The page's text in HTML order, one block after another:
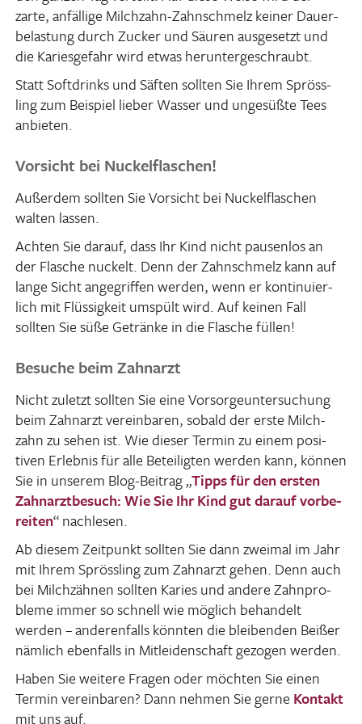
zarte, anfäl­lige Milch­zahn-Zahn­schmelz keiner Dauer­
be­las­tung durch Zucker und Säuren ausge­setzt und
die Kari­es­ge­fahr wird etwas heruntergeschraubt.
Statt Soft­drinks und Säften sollten Sie Ihrem Spröss­
ling zum Beispiel lieber Wasser und unge­süßte Tees
anbieten.
Vorsicht bei Nuckelflaschen!
Außerdem sollten Sie Vorsicht bei Nuck­el­fla­schen
walten lassen.
Achten Sie darauf, dass Ihr Kind nicht pausenlos an
der Flasche nuckelt. Denn der Zahn­schmelz kann auf
lange Sicht ange­griffen werden, wenn er konti­nu­ier­
lich mit Flüs­sig­keit umspült wird. Auf keinen Fall
sollten Sie süße Getränke in die Flasche füllen!
Besuche beim Zahnarzt
Nicht zuletzt sollten Sie eine Vorsor­ge­un­ter­su­chung
beim Zahn­arzt verein­baren, sobald der erste Milch­
zahn zu sehen ist. Wie dieser Termin zu einem posi­
tiven Erlebnis für alle Betei­ligten werden kann, können
Sie in unserem Blog-Beitrag „Tipps für den ersten
Zahn­arzt­be­such: Wie Sie Ihr Kind gut darauf vorbe­
reiten“ nach­lesen.
Ab diesem Zeit­punkt sollten Sie dann zweimal im Jahr
mit Ihrem Spröss­ling zum Zahn­arzt gehen. Denn auch
bei Milch­zähnen sollten Karies und andere Zahn­pro­
bleme immer so schnell wie möglich behan­delt
werden – ande­ren­falls könnten die blei­benden Beißer
nämlich eben­falls in Mitlei­den­schaft gezogen werden.
Haben Sie weitere Fragen oder möchten Sie einen
Termin verein­baren? Dann nehmen Sie gerne Kontakt
mit uns auf.